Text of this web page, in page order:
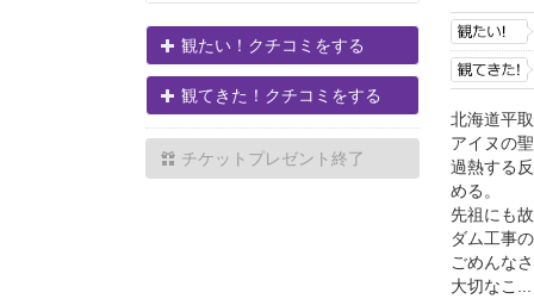
観たい！クチコミをする
観てきた！クチコミをする
チケットプレゼント終了
北海道平
アイヌの
過熱する
める。
先祖にも
ダム工事
ごめんな
大切なこ...